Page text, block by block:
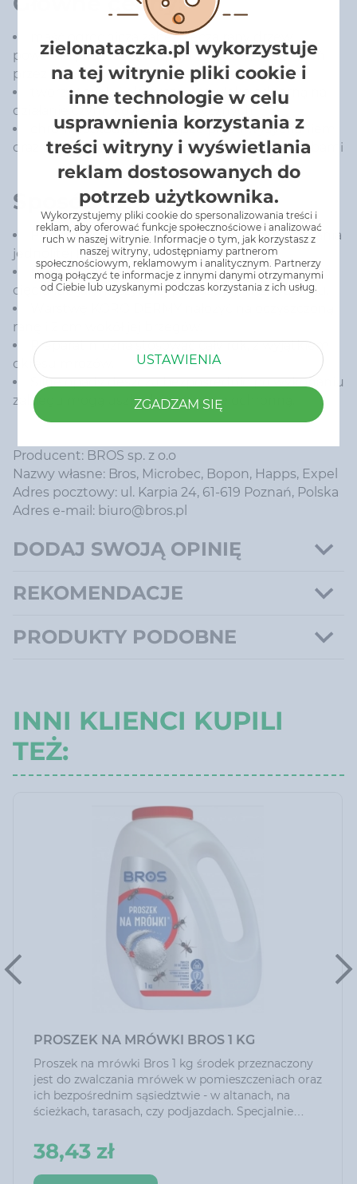
maść ogrodnicza zabezpiecza rany drzew
powstałe podczas szczepień, mrozów, uszkodzeń
przez dzikie zwierzęta
tworzy trwałą i elastyczną powłokę odporną na
działanie czynników atmosferycznych
chroni uszkodzone miejsce przed wysychaniem
oraz infekcjami wywołanymi patogenami i grzybami
Sposób użycia:
Przed użyciem preparat wymieszać do uzyskania
jednolitej konsystencji.
Maść powinna być stosowana bezpośrednio po
cięciu lub jak najszybciej po każdym uszkodzeniu.
ranę i 2 cm wokół jej brzegów.
Preparat można stosować cały rok, z wyjątkiem
okresu mrozów.
Silne opady deszczu bezpośrednio po wykonaniu
zabiegu mogą uszkodzić warstwę ochronną.
Producent: BROS sp. z o.o
Nazwy własne: Bros, Microbec, Bopon, Happs, Expel
Adres pocztowy: ul. Karpia 24, 61-619 Poznań, Polska
Adres e-mail: biuro@bros.pl
DODAJ SWOJĄ OPINIĘ
REKOMENDACJE
PRODUKTY PODOBNE
INNI KLIENCI KUPILI
TEŻ:
PROSZEK NA MRÓWKI BROS 1 KG
Proszek na mrówki Bros 1 kg środek przeznaczony
jest do zwalczania mrówek w pomieszczeniach oraz
ich bezpośrednim sąsiedztwie - w altanach, na
ścieżkach, tarasach, czy podjazdach. Specjalnie
skuteczność działania produktu. Można go
stosować w postaci proszku lub po wcześniejszym
rozpuszczeniu w wodzie
38,43 zł
zielonataczka.pl wykorzystuje
na tej witrynie pliki cookie i
inne technologie w celu
usprawnienia korzystania z
treści witryny i wyświetlania
reklam dostosowanych do
potrzeb użytkownika.
Wykorzystujemy pliki cookie do spersonalizowania treści i
reklam, aby oferować funkcje społecznościowe i analizować
ruch w naszej witrynie. Informacje o tym, jak korzystasz z
naszej witryny, udostępniamy partnerom
społecznościowym, reklamowym i analitycznym. Partnerzy
mogą połączyć te informacje z innymi danymi otrzymanymi
od Ciebie lub uzyskanymi podczas korzystania z ich usług.
USTAWIENIA
ZGADZAM SIĘ